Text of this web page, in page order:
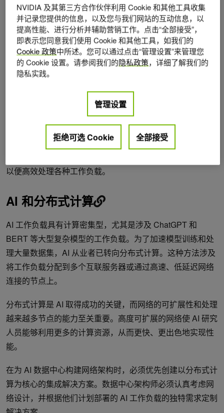
类数据中心都是为满足 AI 工作负载的独特需求而定制的，其
特点是依赖于加速计算。
AI 工厂旨在处理大规模的工作流程，并开发大语言模型
(LLM) 和其他基础 AI 模型。这些模型是构建更先进 AI 系统
的基础模组。为了实现跨数千个 GPU 的无缝扩展和资源高
效利用，强大的高性能网络势在必行。
AI 云扩展了传统云基础设施的功能，以支持大规模
应用程序。生成式 AI 超越了传统的 AI 系统，它基于
其训练的数据创建新的内容，例如图像、文本和音频。管理
以便高效处理各种工作负载。
AI 和分布式计算
AI 工作负载具有计算密集型，尤其是涉及 ChatGPT 和
BERT 等大型复杂模型的工作负载。为了加速模型训练和处
理大量数据集，AI 从业者已转向分布式计算。这种方法涉及
将工作负载分配到多个互联服务器或通过高速、低延迟网络
连接的节点上。
分布式计算是 AI 取得成功的关键，而网络的可扩展性和处理
越来越多节点的能力至关重要。高度可扩展的网络使 AI 研究
人员能够利用更多的计算资源，从而更快、更出色地实现性
能。
在为 AI 数据中心构建网络架构时，必须优先创建以分布式计
算为核心的集成解决方案。数据中心架构师必须认真考虑网
络设计，并根据他们计划部署的 AI 工作负载的独特需求定制
NVIDIA 及其第三方合作伙伴利用 Cookie 和其他工具收集
并记录您提供的信息，以及您与我们网站的互动信息，以
提高性能、进行分析并辅助营销工作。点击“全部接受”，
即表示您同意我们使用 Cookie 和其他工具，如我们的
Cookie 政策中所述。您可以通过点击“管理设置”来管理您
的 Cookie 设置。请参阅我们的隐私政策，详细了解我们的
隐私实践。
管理设置
拒绝可选 Cookie 全部接受